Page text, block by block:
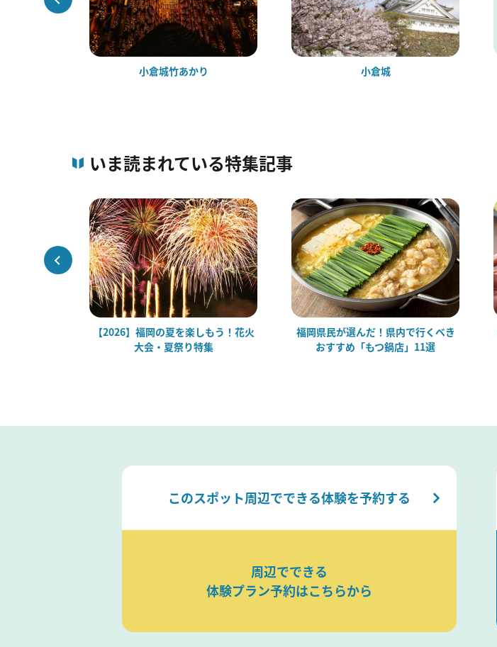
小倉城竹あかり 小倉城
いま読まれている特集記事
【2026】福岡の夏を楽しもう！花火
大会・夏祭り特集
福岡県民が選んだ！県内で行くべき
おすすめ「もつ鍋店」11選
このスポット周辺でできる体験を予約する
周辺でできる
体験プラン予約はこちらから